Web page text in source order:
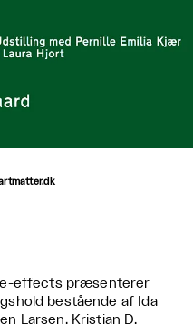
effects præsenterer
bestående af Ida
Larsen, Kristian D.